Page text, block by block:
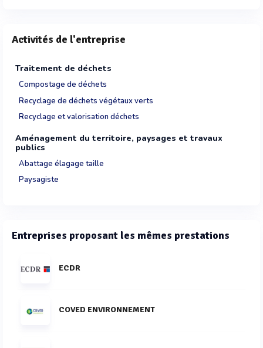
Activités de l'entreprise
Traitement de déchets
Compostage de déchets
Recyclage de déchets végétaux verts
Recyclage et valorisation déchets
Aménagement du territoire, paysages et travaux
publics
Abattage élagage taille
Paysagiste
Entreprises proposant les mêmes prestations
ECDR
COVED ENVIRONNEMENT